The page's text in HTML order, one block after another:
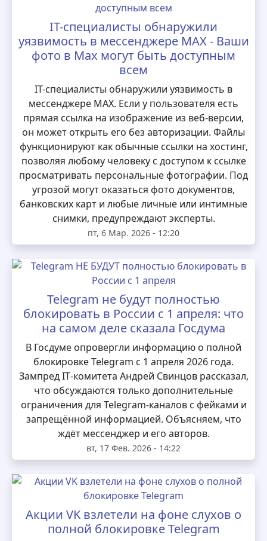
IT-специалисты обнаружили
уязвимость в мессенджере MAX - Ваши
фото в Max могут быть доступным
всем
IT-специалисты обнаружили уязвимость в
мессенджере MAX. Если у пользователя есть
прямая ссылка на изображение из веб-версии,
он может открыть его без авторизации. Файлы
функционируют как обычные ссылки на хостинг,
позволяя любому человеку с доступом к ссылке
просматривать персональные фотографии. Под
угрозой могут оказаться фото документов,
банковских карт и любые личные или интимные
снимки, предупреждают эксперты.
пт, 6 Мар. 2026 - 12:20
Telegram не будут полностью
блокировать в России с 1 апреля: что
на самом деле сказала Госдума
В Госдуме опровергли информацию о полной
блокировке Telegram с 1 апреля 2026 года.
Зампред IT‑комитета Андрей Свинцов рассказал,
что обсуждаются только дополнительные
ограничения для Telegram‑каналов с фейками и
запрещённой информацией. Объясняем, что
ждёт мессенджер и его авторов.
вт, 17 Фев. 2026 - 14:22
Акции VK взлетели на фоне слухов о
полной блокировке Telegram